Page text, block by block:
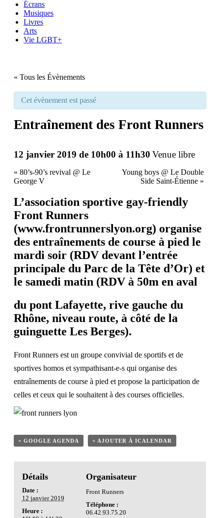
Écrans
Musiques
Livres
Arts
Vie LGBT+
« Tous les Évènements
Cet évènement est passé
Entraînement des Front Runners
12 janvier 2019 de 10h00 à 11h30 Venue libre
« 80’s-90’s revival @ Le
George V
Young boys @ Le Double
Side Saint-Étienne »
L’association sportive gay-friendly
Front Runners
(www.frontrunnerslyon.org) organise
des entraînements de course à pied le
mardi soir (RDV devant l’entrée
principale du Parc de la Tête d’Or) et
le samedi matin (RDV à 50m en aval
du pont Lafayette, rive gauche du
Rhône, niveau route, à côté de la
guinguette Les Berges).
Front Runners est un groupe convivial de sportifs et de
sportives homos et sympathisant-e-s qui organise des
entraînements de course à pied et propose la participation de
celles et ceux qui le souhaitent à des courses officielles.
+ GOOGLE AGENDA + AJOUTER À ICALENDAR
Détails
Date :
12 janvier 2019
Heure :
Organisateur
Front Runners
Téléphone :
06.42.93.75.20